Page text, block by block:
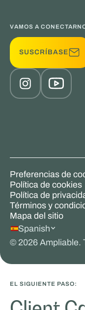
VAMOS A
SUSCRÍBASE
Preferencias de
Política de cookies
Política de
Términos y
Mapa del sitio
Spanish
© 2026 Ampliable.
EL SIGUIENTE PASO: